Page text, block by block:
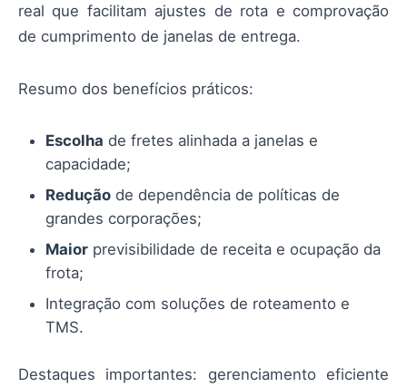
real que facilitam ajustes de rota e comprovação
de cumprimento de janelas de entrega.
Resumo dos benefícios práticos:
Escolha de fretes alinhada a janelas e
capacidade;
Redução de dependência de políticas de
grandes corporações;
Maior previsibilidade de receita e ocupação da
frota;
Integração com soluções de roteamento e
TMS.
Destaques importantes: gerenciamento eficiente